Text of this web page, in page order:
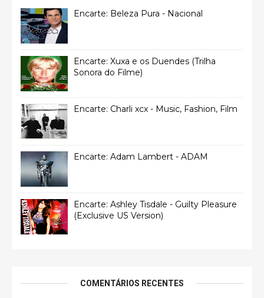
Encarte: Beleza Pura - Nacional
Encarte: Xuxa e os Duendes (Trilha
Sonora do Filme)
Encarte: Charli xcx - Music, Fashion, Film
Encarte: Adam Lambert - ADAM
Encarte: Ashley Tisdale - Guilty Pleasure
(Exclusive US Version)
COMENTÁRIOS RECENTES